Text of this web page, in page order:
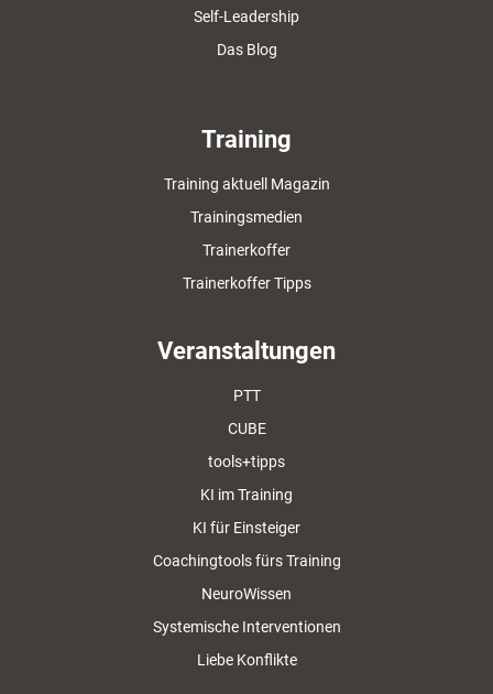
Self-Leadership
Das Blog
Training
Training aktuell Magazin
Trainingsmedien
Trainerkoffer
Trainerkoffer Tipps
Veranstaltungen
PTT
CUBE
tools+tipps
KI im Training
KI für Einsteiger
Coachingtools fürs Training
NeuroWissen
Systemische Interventionen
Liebe Konflikte